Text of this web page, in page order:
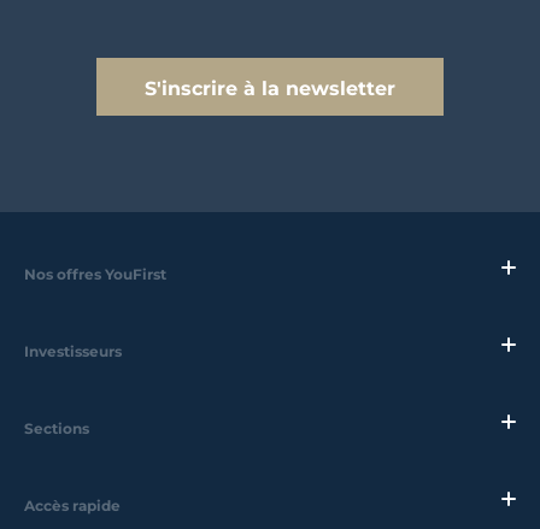
S'inscrire à la newsletter
Nos offres YouFirst
Investisseurs
Sections
Accès rapide